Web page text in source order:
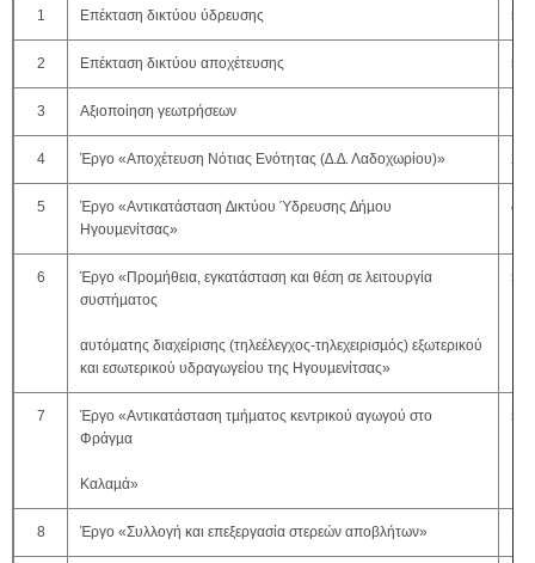
1 Επέκταση δικτύου ύδρευσης
2 Επέκταση δικτύου αποχέτευσης
3 Αξιοποίηση γεωτρήσεων
4 Έργο «Αποχέτευση Νότιας Ενότητας (∆.∆. Λαδοχωρίου)»
5
Έργο «Αντικατάσταση ∆ικτύου Ύδρευσης ∆ήµου
Ηγουµενίτσας»
6
Έργο «Προµήθεια, εγκατάσταση και θέση σε λειτουργία
συστήµατος
αυτόµατης διαχείρισης (τηλεέλεγχος-τηλεχειρισµός) εξωτερικού
και εσωτερικού υδραγωγείου της Ηγουµενίτσας»
7
Έργο «Αντικατάσταση τµήµατος κεντρικού αγωγού στο
Φράγµα
Καλαµά»
8 Έργο «Συλλογή και επεξεργασία στερεών αποβλήτων»